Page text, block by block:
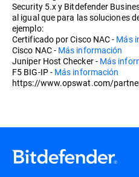
Security 5.x y Bitdefender
al igual que para las soluciones
ejemplo:
Certificado por Cisco NAC - Más
Cisco NAC - Más información
Juniper Host Checker - Más
F5 BIG-IP - Más información
https://www.opswat.com/